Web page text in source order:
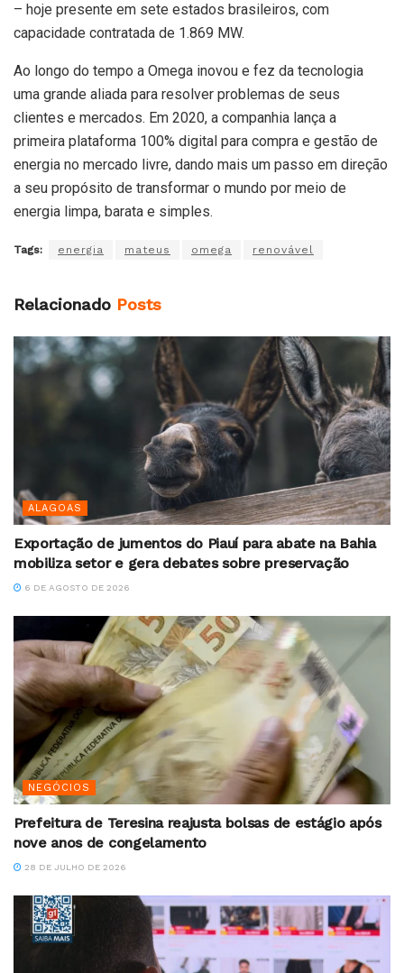
– hoje presente em sete estados brasileiros, com
capacidade contratada de 1.869 MW.
Ao longo do tempo a Omega inovou e fez da tecnologia
uma grande aliada para resolver problemas de seus
clientes e mercados. Em 2020, a companhia lança a
primeira plataforma 100% digital para compra e gestão de
energia no mercado livre, dando mais um passo em direção
a seu propósito de transformar o mundo por meio de
energia limpa, barata e simples.
Tags: energia mateus omega renovável
Relacionado Posts
ALAGOAS
Exportação de jumentos do Piauí para abate na Bahia
mobiliza setor e gera debates sobre preservação
6 DE AGOSTO DE 2026
NEGÓCIOS
Prefeitura de Teresina reajusta bolsas de estágio após
nove anos de congelamento
28 DE JULHO DE 2026